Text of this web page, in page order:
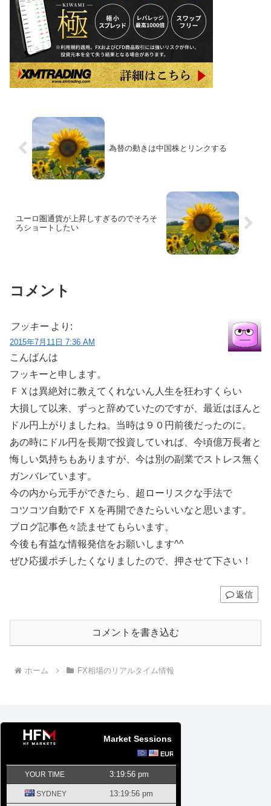
為替の動きは中国株とリンクする
ユーロ圏通貨が上昇しすぎるのでそろそ
ろショートしたい
コメント
フッキー より:
2015年7月11日 7:36 AM
こんばんは
フッキーと申します。
ＦＸは異絶対に教えてくれないん人生を狂わすくらい
大損して以来、ずっと辞めていたのですが、最近はほんと
ドル円上がりましたね。当時は９０円前後だったのに。
あの時にドル円を長期で投資していれば、今頃億万長者と
悔しい気持ちもありますが、今は別の副業でストレス無く
ガンバレています。
今の内から元手ができたら、超ローリスクな手法で
コツコツ自動でＦＸを再開できたらいいなと思います。
ブログ記事色々読ませてもらいます。
今後も有益な情報発信をお願いします^^
ぜひ応援ポチしたくなりましたので、押させて下さい！
返信
コメントを書き込む
ホーム FX相場のリアルタイム情報
Market Sessions